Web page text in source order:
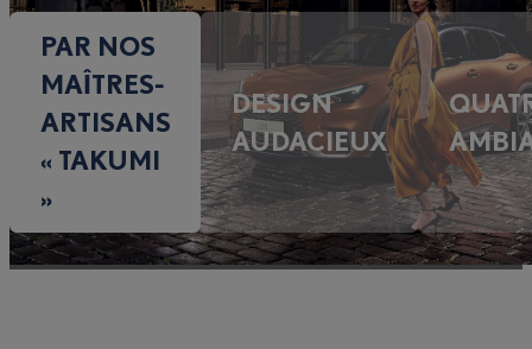
PAR NOS
MAÎTRES-
ARTISANS
« TAKUMI
»
DESIGN
AUDACIEUX